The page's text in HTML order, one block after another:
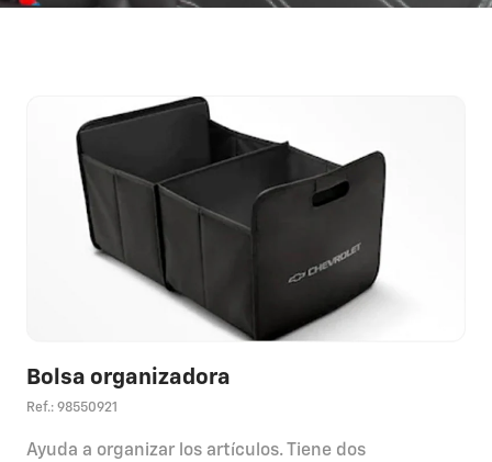
Bolsa organizadora
Ref.: 98550921
Ayuda a organizar los artículos. Tiene dos